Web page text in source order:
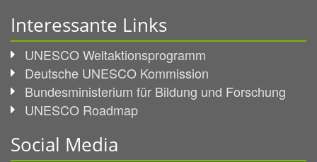
Interessante Links
UNESCO Weltaktionsprogramm
Deutsche UNESCO Kommission
Bundesministerium für Bildung und Forschung
UNESCO Roadmap
Social Media